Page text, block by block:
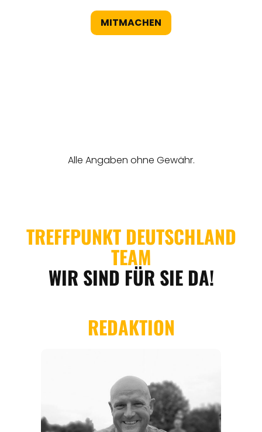
MITMACHEN